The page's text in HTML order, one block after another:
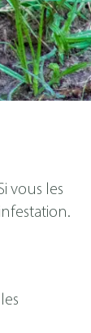
vous les